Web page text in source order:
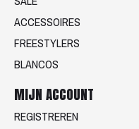
ACCESSOIRES
FREESTYLERS
BLANCOS
MIJN ACCOUNT
REGISTREREN